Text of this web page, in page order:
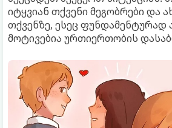
იტყვიან თქვენი მეგობრები და
თქვენზე, ესეც ფუნდამენტურად
მოტივებია ურთიერთობის